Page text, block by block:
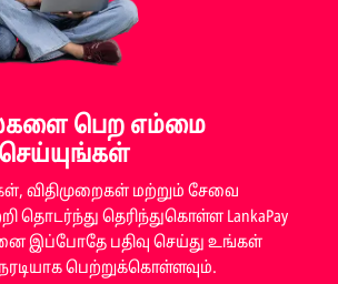
பெற எம்மை
விதிமுறைகள் மற்றும் சேவை
தொடர்ந்து தெரிந்துகொள்ள LankaPay
இப்போதே பதிவு செய்து உங்கள்
பெற்றுக்கொள்ளவும்.